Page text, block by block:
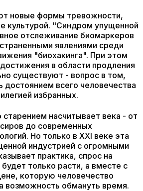
новые формы тревожности,
культурой. "Синдром упущенной
отслеживание биомаркеров
явлениями среди
"биохакинга". При этом
в области продления
существуют - вопрос в том,
достоянием всего человечества
избранных.
насчитывает века - от
до современных
Но только в XXI веке эта
индустрией с огромными
практика, спрос на
только расти, а вместе с
которую человечество
возможность обмануть время.